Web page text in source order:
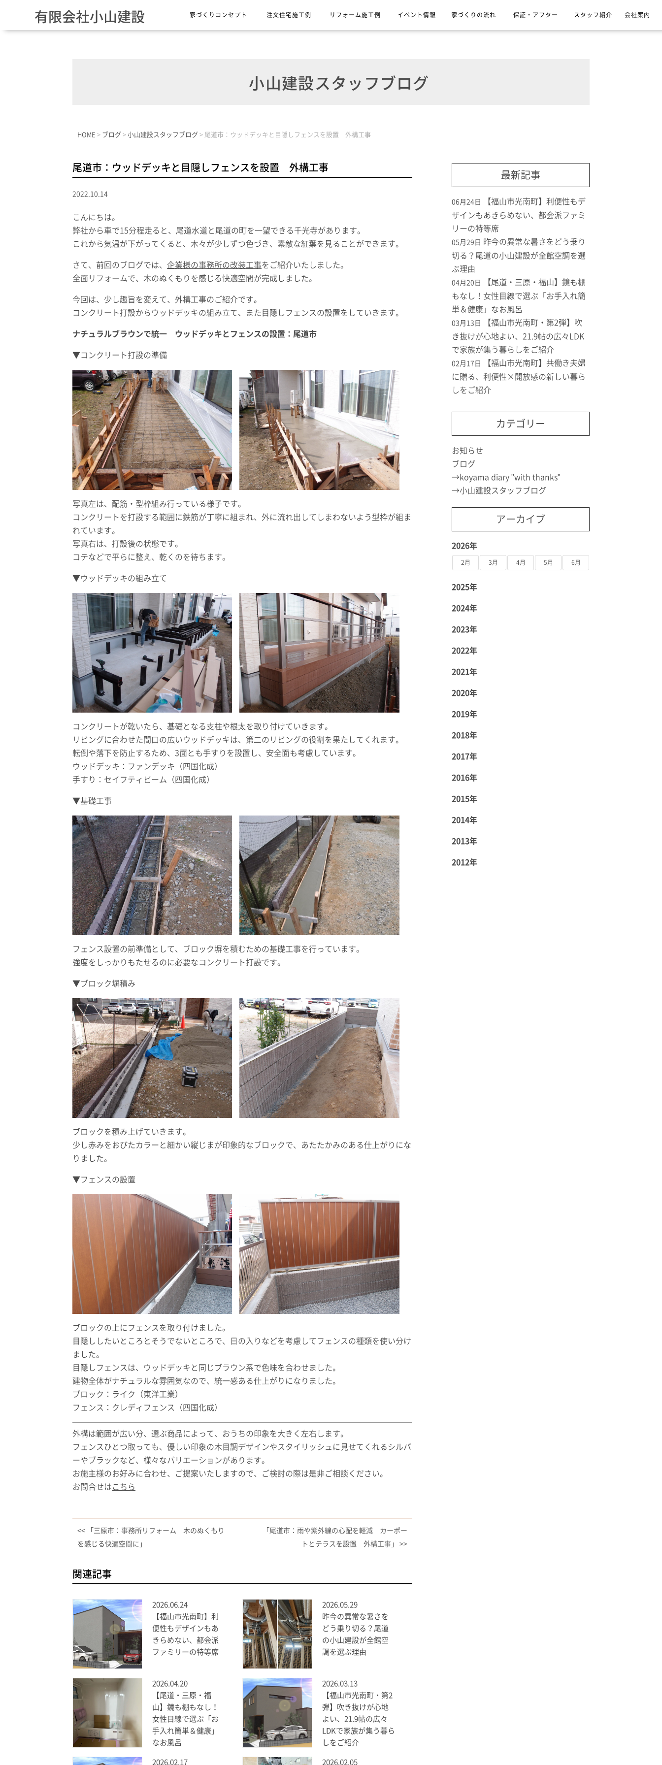
有限会社小山建設 家づくりコンセプト 注文住宅施工例 リフォーム施工例 イベント情報 家づくりの流れ 保証・アフター スタッフ紹介 会社案内
小山建設スタッフブログ
HOME > ブログ > 小山建設スタッフブログ > 尾道市：ウッドデッキと目隠しフェンスを設置 外構工事
尾道市：ウッドデッキと目隠しフェンスを設置 外構工事
2022.10.14
こんにちは。
弊社から車で15分程走ると、尾道水道と尾道の町を一望できる千光寺があります。
これから気温が下がってくると、木々が少しずつ色づき、素敵な紅葉を見ることができます。
さて、前回のブログでは、 企業様の事務所の改装工事をご紹介いたしました。
全面リフォームで、木のぬくもりを感じる快適空間が完成しました。
今回は、少し趣旨を変えて、外構工事のご紹介です。
コンクリート打設からウッドデッキの組み立て、また目隠しフェンスの設置をしていきます。
ナチュラルブラウンで統一 ウッドデッキとフェンスの設置：尾道市
▼コンクリート打設の準備
写真左は、配筋・型枠組み行っている様子です。
コンクリートを打設する範囲に鉄筋が丁寧に組まれ、外に流れ出してしまわないよう型枠が組ま
れています。
写真右は、打設後の状態です。
コテなどで平らに整え、乾くのを待ちます。
▼ウッドデッキの組み立て
コンクリートが乾いたら、基礎となる支柱や根太を取り付けていきます。
リビングに合わせた間口の広いウッドデッキは、第二のリビングの役割を果たしてくれます。
転倒や落下を防止するため、3面とも手すりを設置し、安全面も考慮しています。
ウッドデッキ：ファンデッキ（四国化成）
手すり：セイフティビーム（四国化成）
▼基礎工事
フェンス設置の前準備として、ブロック塀を積むための基礎工事を行っています。
強度をしっかりもたせるのに必要なコンクリート打設です。
▼ブロック塀積み
ブロックを積み上げていきます。
少し赤みをおびたカラーと細かい縦じまが印象的なブロックで、あたたかみのある仕上がりにな
りました。
▼フェンスの設置
ブロックの上にフェンスを取り付けました。
目隠ししたいところとそうでないところで、日の入りなどを考慮してフェンスの種類を使い分け
ました。
目隠しフェンスは、ウッドデッキと同じブラウン系で色味を合わせました。
建物全体がナチュラルな雰囲気なので、統一感ある仕上がりになりました。
ブロック：ライク（東洋工業）
フェンス：クレディフェンス（四国化成）
外構は範囲が広い分、選ぶ商品によって、おうちの印象を大きく左右します。
フェンスひとつ取っても、優しい印象の木目調デザインやスタイリッシュに見せてくれるシルバ
ーやブラックなど、様々なバリエーションがあります。
お施主様のお好みに合わせ、ご提案いたしますので、ご検討の際は是非ご相談ください。
お問合せは こちら
<< 「三原市：事務所リフォーム 木のぬくもり
を感じる快適空間に」
「尾道市：雨や紫外線の心配を軽減 カーポー
トとテラスを設置 外構工事」 >>
関連記事
2026.06.24
【福山市光南町】利
便性もデザインもあ
きらめない、都会派
ファミリーの特等席
2026.05.29
昨今の異常な暑さを
どう乗り切る？尾道
の小山建設が全館空
調を選ぶ理由
2026.04.20
【尾道・三原・福
山】鏡も棚もなし！
女性目線で選ぶ「お
手入れ簡単＆健康」
なお風呂
2026.03.13
【福山市光南町・第2
弾】吹き抜けが心地
よい、21.9帖の広々
LDKで家族が集う暮ら
しをご紹介
2026.02.17 2026.02.05
最新記事
06月24日
【福山市光南町】利便性もデ
ザインもあきらめない、都会派ファミ
リーの特等席
05月29日
昨今の異常な暑さをどう乗り
切る？尾道の小山建設が全館空調を選
ぶ理由
04月20日
【尾道・三原・福山】鏡も棚
もなし！女性目線で選ぶ「お手入れ簡
単＆健康」なお風呂
03月13日
【福山市光南町・第2弾】吹
き抜けが心地よい、21.9帖の広々LDK
で家族が集う暮らしをご紹介
02月17日
【福山市光南町】共働き夫婦
に贈る、利便性×開放感の新しい暮ら
しをご紹介
カテゴリー
お知らせ
ブログ
koyama diary "with thanks"
小山建設スタッフブログ
アーカイブ
2026年
2月 3月 4月 5月 6月
2025年
2024年
2023年
2022年
2021年
2020年
2019年
2018年
2017年
2016年
2015年
2014年
2013年
2012年